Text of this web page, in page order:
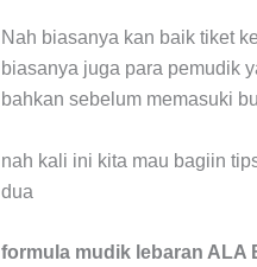
Nah biasanya kan baik tiket
biasanya juga para pemudik
bahkan sebelum memasuki
nah kali ini kita mau bagiin
dua
formula mudik lebaran ALA